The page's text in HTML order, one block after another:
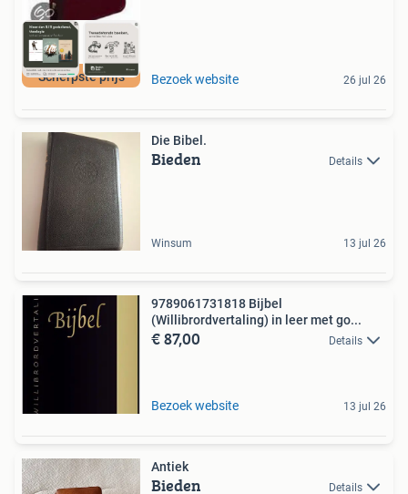
Scherpste prijs Bezoek website 26 jul 26
Die Bibel.
Bieden Details
Winsum 13 jul 26
9789061731818 Bijbel
(Willibrordvertaling) in leer met go...
€ 87,00 Details
Bezoek website 13 jul 26
Antiek
Bieden Details